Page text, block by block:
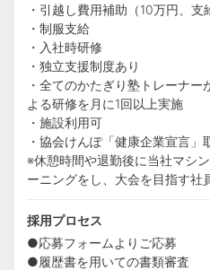
・引越し費用補助（10万円、支
・制服支給
・入社時研修
・独立支援制度あり
・全てのかたぎり塾トレーナ
よる研修を月に1回以上実施
・施設利用可
・協会けんぽ「健康企業宣言」
※休憩時間や退勤後に当社マシ
ーニングをし、大会を目指す社
採用プロセス
●応募フォームよりご応募
●履歴書を用いての書類審査